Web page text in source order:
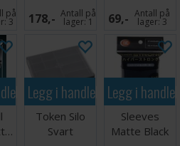
på
3 178,- Antall på
lager:1 69,- Antall på
lager:3
Legg i handlekurven
Token Silo
Svart
Legg i
Sleeves
Matte Black